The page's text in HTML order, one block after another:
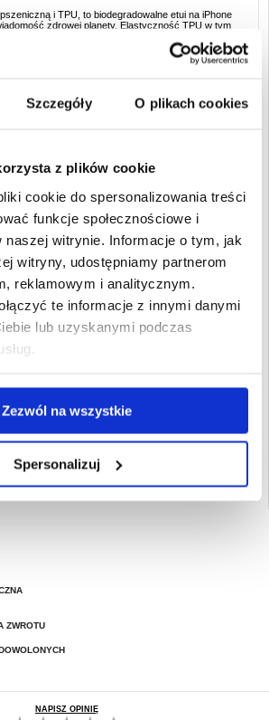
Szczegóły O plikach cookies
z plików cookie
cookie do spersonalizowania treści
funkcje społecznościowe i
naszej witrynie. Informacje o tym, jak
witryny, udostępniamy partnerom
reklamowym i analitycznym.
te informacje z innymi danymi
lub uzyskanymi podczas
Zezwól na wszystkie
Spersonalizuj
i TPU, to biodegradowalne etui na iPhone
zdrowej planety. Elastyczność TPU w tym
sprawiają, że iPhone 16 Pro wygląda jeszcze
lekka osłona nadaje się do recyklingu i
etui na iPhone 16 Pro
dotyku i naturalnym wyglądzie
Pro
do telefonów,Etui & Akcesoria iPhone
ZWROTU
NAPISZ OPINIĘ